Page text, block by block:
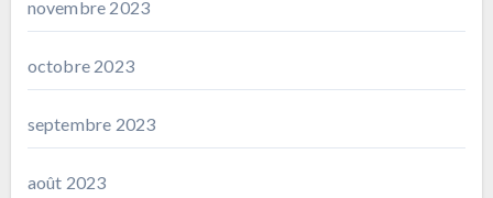
novembre 2023
octobre 2023
septembre 2023
août 2023